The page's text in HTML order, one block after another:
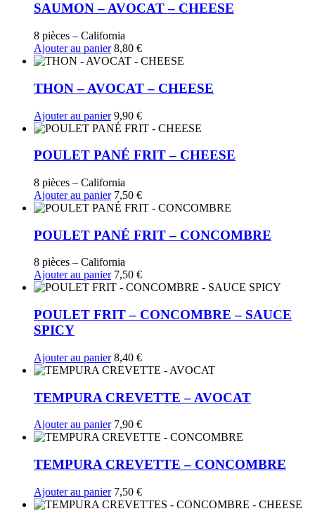
SAUMON – AVOCAT – CHEESE
8 pièces – California
Ajouter au panier 8,80 €
THON – AVOCAT – CHEESE
Ajouter au panier 9,90 €
POULET PANÉ FRIT – CHEESE
8 pièces – California
Ajouter au panier 7,50 €
POULET PANÉ FRIT – CONCOMBRE
8 pièces – California
Ajouter au panier 7,50 €
POULET FRIT – CONCOMBRE – SAUCE
SPICY
Ajouter au panier 8,40 €
TEMPURA CREVETTE – AVOCAT
Ajouter au panier 7,90 €
TEMPURA CREVETTE – CONCOMBRE
Ajouter au panier 7,50 €